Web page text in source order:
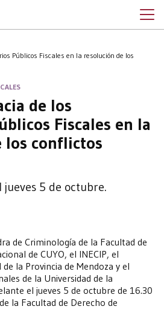
Públicos Fiscales en la resolución de los
de los
Fiscales en la
los conflictos
jueves 5 de octubre.
de Criminología de la Facultad de
de CUYO, el INECIP, el
la Provincia de Mendoza y el
de la Universidad de la
el jueves 5 de octubre de 16.30
la Facultad de Derecho de